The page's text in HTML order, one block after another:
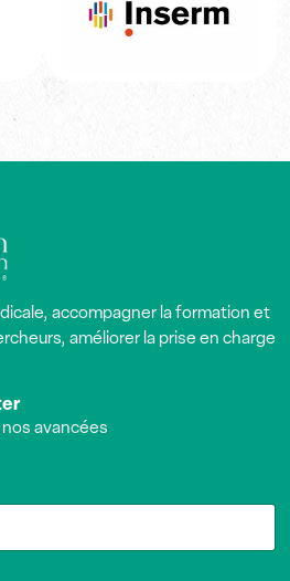
accompagner la formation et
améliorer la prise en charge
avancées